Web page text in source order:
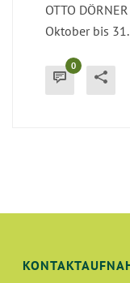
OTTO
Oktober bis
0